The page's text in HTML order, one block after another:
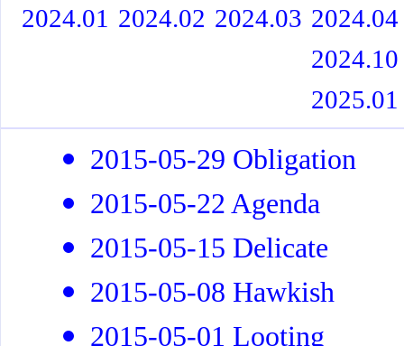
2024.01 2024.02 2024.03 2024.04
2024.10
2025.01
2015-05-29 Obligation
2015-05-22 Agenda
2015-05-15 Delicate
2015-05-08 Hawkish
2015-05-01 Looting